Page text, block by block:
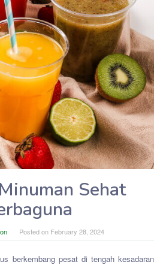
Sehat
Posted on February 28, 2024
berkembang pesat di tengah kesadaran